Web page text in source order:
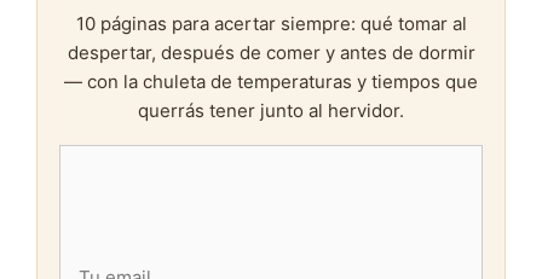
10 páginas para acertar siempre: qué tomar al
despertar, después de comer y antes de dormir
— con la chuleta de temperaturas y tiempos que
querrás tener junto al hervidor.